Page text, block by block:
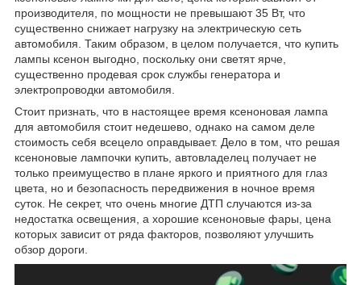
производителя, по мощности не превышают 35 Вт, что
существенно снижает нагрузку на электрическую сеть
автомобиля. Таким образом, в целом получается, что купить
лампы ксенон выгодно, поскольку они светят ярче,
существенно продевая срок службы генератора и
электропроводки автомобиля.
Стоит признать, что в настоящее время ксеноновая лампа
для автомобиля стоит недешево, однако на самом деле
стоимость себя всецело оправдывает. Дело в том, что решая
ксеноновые лампочки купить, автовладелец получает не
только преимущество в плане яркого и приятного для глаз
цвета, но и безопасность передвижения в ночное время
суток. Не секрет, что очень многие ДТП случаются из-за
недостатка освещения, а хорошие ксеноновые фары, цена
которых зависит от ряда факторов, позволяют улучшить
обзор дороги.